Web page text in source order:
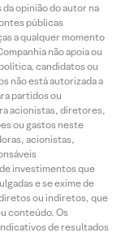
opinião do autor na
públicas
a qualquer momento
não apoia ou
candidatos ou
não está autorizada a
partidos ou
acionistas, diretores,
ou gastos neste
acionistas,
investimentos que
e se exime de
ou indiretos, que
conteúdo. Os
de resultados